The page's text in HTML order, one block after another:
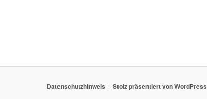
Datenschutzhinweis Stolz präsentiert von WordPress